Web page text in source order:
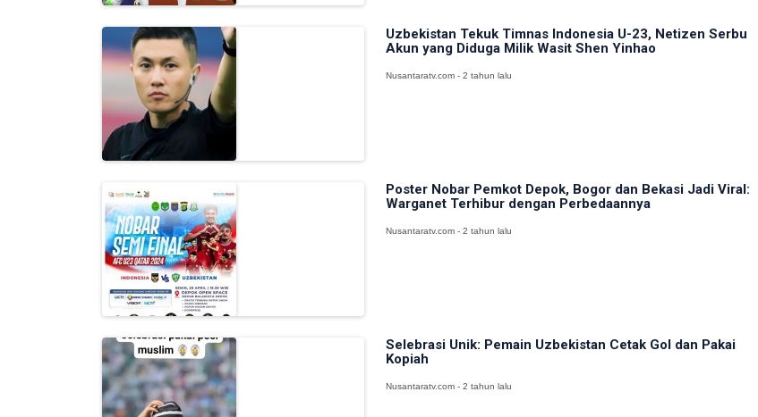
Uzbekistan Tekuk Timnas Indonesia U-23, Netizen Serbu
Akun yang Diduga Milik Wasit Shen Yinhao
Nusantaratv.com - 2 tahun lalu
Poster Nobar Pemkot Depok, Bogor dan Bekasi Jadi Viral:
Warganet Terhibur dengan Perbedaannya
Nusantaratv.com - 2 tahun lalu
Selebrasi Unik: Pemain Uzbekistan Cetak Gol dan Pakai
Kopiah
Nusantaratv.com - 2 tahun lalu